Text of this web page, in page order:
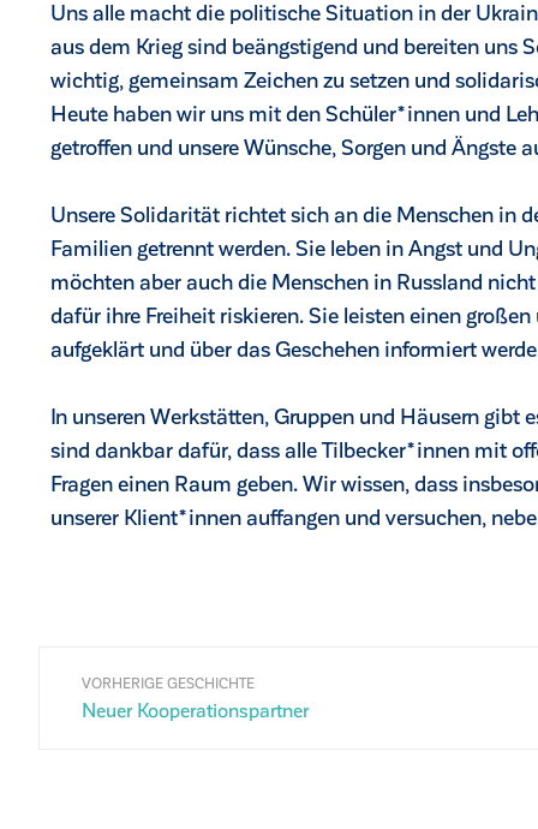
Uns alle macht die politische Situation in der
aus dem Krieg sind beängstigend und bereiten uns
wichtig, gemeinsam Zeichen zu setzen und
Heute haben wir uns mit den Schüler*innen und
getroffen und unsere Wünsche, Sorgen und Ängste
Unsere Solidarität richtet sich an die Menschen in
Familien getrennt werden. Sie leben in Angst und
möchten aber auch die Menschen in Russland
dafür ihre Freiheit riskieren. Sie leisten einen
aufgeklärt und über das Geschehen informiert
In unseren Werkstätten, Gruppen und Häusern gibt
sind dankbar dafür, dass alle Tilbecker*innen mit
Fragen einen Raum geben. Wir wissen, dass
unserer Klient*innen auffangen und versuchen,
VORHERIGE GESCHICHTE
Neuer Kooperationspartner